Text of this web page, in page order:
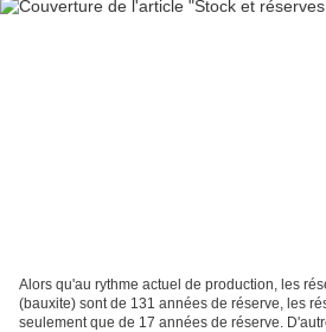
Alors qu'au rythme actuel de production, les
(bauxite) sont de 131 années de réserve, les
seulement que de 17 années de réserve.